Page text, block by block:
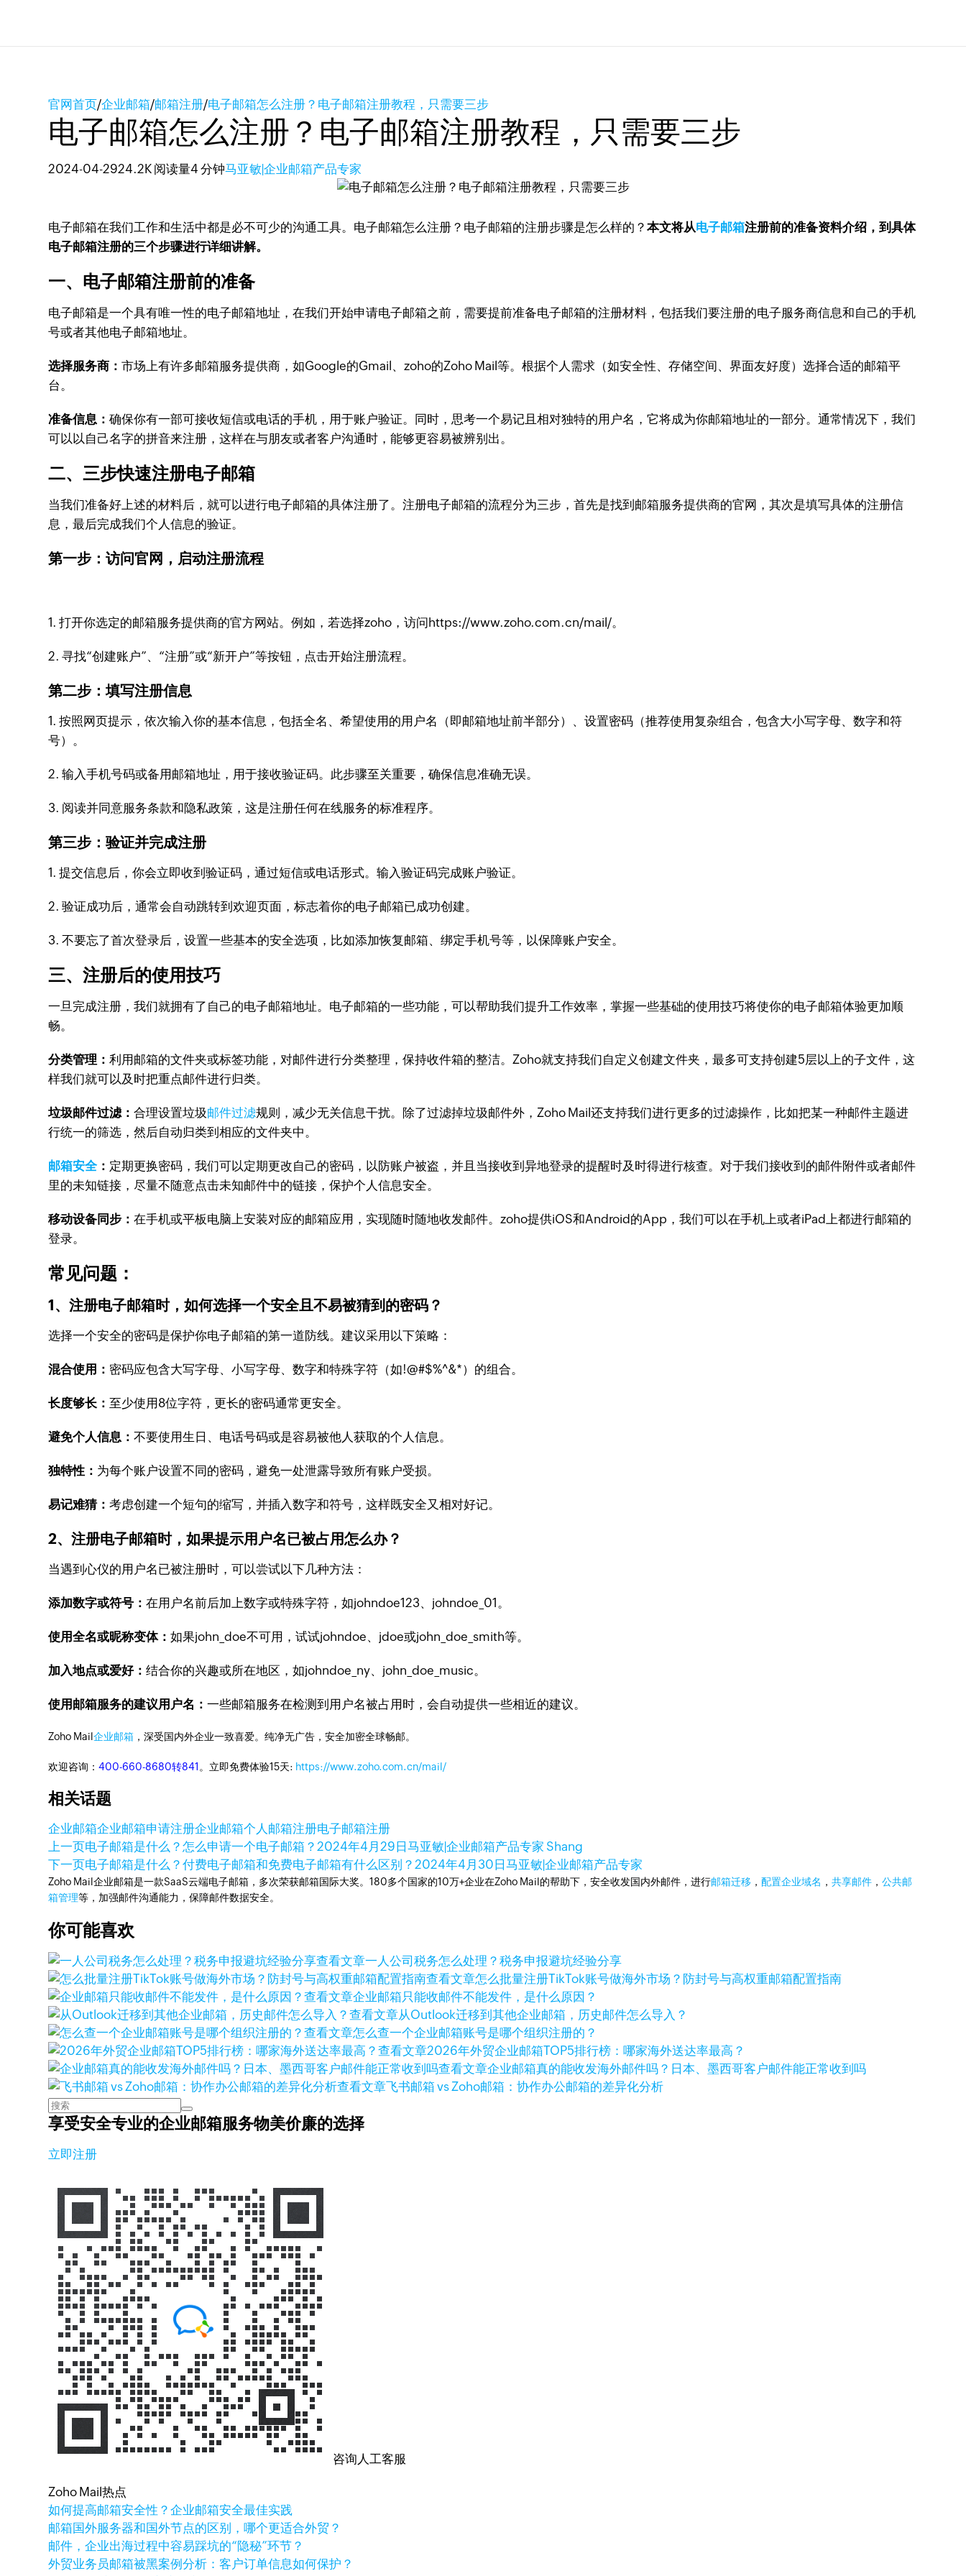
官网首页/企业邮箱/邮箱注册/电子邮箱怎么注册？电子邮箱注册教程，只需要三步
电子邮箱怎么注册？电子邮箱注册教程，只需要三步
2024-04-2924.2K 阅读量4 分钟马亚敏|企业邮箱产品专家
电子邮箱在我们工作和生活中都是必不可少的沟通工具。电子邮箱怎么注册？电子邮箱的注册步骤是怎么样的？本文将从电子邮箱注册前的准备资料介绍，到具体
电子邮箱注册的三个步骤进行详细讲解。
一、电子邮箱注册前的准备
电子邮箱是一个具有唯一性的电子邮箱地址，在我们开始申请电子邮箱之前，需要提前准备电子邮箱的注册材料，包括我们要注册的电子服务商信息和自己的手机
号或者其他电子邮箱地址。
选择服务商：市场上有许多邮箱服务提供商，如Google的Gmail、zoho的Zoho Mail等。根据个人需求（如安全性、存储空间、界面友好度）选择合适的邮箱平
台。
准备信息：确保你有一部可接收短信或电话的手机，用于账户验证。同时，思考一个易记且相对独特的用户名，它将成为你邮箱地址的一部分。通常情况下，我们
可以以自己名字的拼音来注册，这样在与朋友或者客户沟通时，能够更容易被辨别出。
二、三步快速注册电子邮箱
当我们准备好上述的材料后，就可以进行电子邮箱的具体注册了。注册电子邮箱的流程分为三步，首先是找到邮箱服务提供商的官网，其次是填写具体的注册信
息，最后完成我们个人信息的验证。
第一步：访问官网，启动注册流程
1. 打开你选定的邮箱服务提供商的官方网站。例如，若选择zoho，访问https://www.zoho.com.cn/mail/。
2. 寻找“创建账户”、“注册”或“新开户”等按钮，点击开始注册流程。
第二步：填写注册信息
1. 按照网页提示，依次输入你的基本信息，包括全名、希望使用的用户名（即邮箱地址前半部分）、设置密码（推荐使用复杂组合，包含大小写字母、数字和符
号）。
2. 输入手机号码或备用邮箱地址，用于接收验证码。此步骤至关重要，确保信息准确无误。
3. 阅读并同意服务条款和隐私政策，这是注册任何在线服务的标准程序。
第三步：验证并完成注册
1. 提交信息后，你会立即收到验证码，通过短信或电话形式。输入验证码完成账户验证。
2. 验证成功后，通常会自动跳转到欢迎页面，标志着你的电子邮箱已成功创建。
3. 不要忘了首次登录后，设置一些基本的安全选项，比如添加恢复邮箱、绑定手机号等，以保障账户安全。
三、注册后的使用技巧
一旦完成注册，我们就拥有了自己的电子邮箱地址。电子邮箱的一些功能，可以帮助我们提升工作效率，掌握一些基础的使用技巧将使你的电子邮箱体验更加顺
畅。
分类管理：利用邮箱的文件夹或标签功能，对邮件进行分类整理，保持收件箱的整洁。Zoho就支持我们自定义创建文件夹，最多可支持创建5层以上的子文件，这
样我们就可以及时把重点邮件进行归类。
垃圾邮件过滤：合理设置垃圾邮件过滤规则，减少无关信息干扰。除了过滤掉垃圾邮件外，Zoho Mail还支持我们进行更多的过滤操作，比如把某一种邮件主题进
行统一的筛选，然后自动归类到相应的文件夹中。
邮箱安全： 定期更换密码，我们可以定期更改自己的密码，以防账户被盗，并且当接收到异地登录的提醒时及时得进行核查。对于我们接收到的邮件附件或者邮件
里的未知链接，尽量不随意点击未知邮件中的链接，保护个人信息安全。
移动设备同步：在手机或平板电脑上安装对应的邮箱应用，实现随时随地收发邮件。zoho提供iOS和Android的App，我们可以在手机上或者iPad上都进行邮箱的
登录。
常见问题：
1、注册电子邮箱时，如何选择一个安全且不易被猜到的密码？
选择一个安全的密码是保护你电子邮箱的第一道防线。建议采用以下策略：
混合使用： 密码应包含大写字母、小写字母、数字和特殊字符（如!@#$%^&*）的组合。
长度够长：至少使用8位字符，更长的密码通常更安全。
避免个人信息：不要使用生日、电话号码或是容易被他人获取的个人信息。
独特性： 为每个账户设置不同的密码，避免一处泄露导致所有账户受损。
易记难猜：考虑创建一个短句的缩写，并插入数字和符号，这样既安全又相对好记。
2、注册电子邮箱时，如果提示用户名已被占用怎么办？
当遇到心仪的用户名已被注册时，可以尝试以下几种方法：
添加数字或符号：在用户名前后加上数字或特殊字符，如johndoe123、johndoe_01。
使用全名或昵称变体：如果john_doe不可用，试试johndoe、jdoe或john_doe_smith等。
加入地点或爱好：结合你的兴趣或所在地区，如johndoe_ny、john_doe_music。
使用邮箱服务的建议用户名：一些邮箱服务在检测到用户名被占用时，会自动提供一些相近的建议。
Zoho Mail企业邮箱 ，深受国内外企业一致喜爱。纯净无广告，安全加密全球畅邮。
欢迎咨询：400-660-8680转841 。立即免费体验15天: https://www.zoho.com.cn/mail/
相关话题
企业邮箱企业邮箱申请注册企业邮箱个人邮箱注册电子邮箱注册
上一页电子邮箱是什么？怎么申请一个电子邮箱？2024年4月29日马亚敏|企业邮箱产品专家 Shang
下一页电子邮箱是什么？付费电子邮箱和免费电子邮箱有什么区别？2024年4月30日马亚敏|企业邮箱产品专家
Zoho Mail企业邮箱是一款SaaS云端电子邮箱，多次荣获邮箱国际大奖。180多个国家的10万+企业在Zoho Mail的帮助下，安全收发国内外邮件，进行邮箱迁移 ，配置企业域名 ，共享邮件 ，公共邮
箱管理等，加强邮件沟通能力，保障邮件数据安全。
你可能喜欢
查看文章一人公司税务怎么处理？税务申报避坑经验分享
查看文章怎么批量注册TikTok账号做海外市场？防封号与高权重邮箱配置指南
查看文章企业邮箱只能收邮件不能发件，是什么原因？
查看文章从Outlook迁移到其他企业邮箱，历史邮件怎么导入？
查看文章怎么查一个企业邮箱账号是哪个组织注册的？
查看文章2026年外贸企业邮箱TOP5排行榜：哪家海外送达率最高？
查看文章企业邮箱真的能收发海外邮件吗？日本、墨西哥客户邮件能正常收到吗
查看文章飞书邮箱 vs Zoho邮箱：协作办公邮箱的差异化分析
享受安全专业的企业邮箱服务物美价廉的选择
立即注册
咨询人工客服
Zoho Mail热点
如何提高邮箱安全性？企业邮箱安全最佳实践
邮箱国外服务器和国外节点的区别，哪个更适合外贸？
邮件，企业出海过程中容易踩坑的“隐秘”环节？
外贸业务员邮箱被黑案例分析：客户订单信息如何保护？